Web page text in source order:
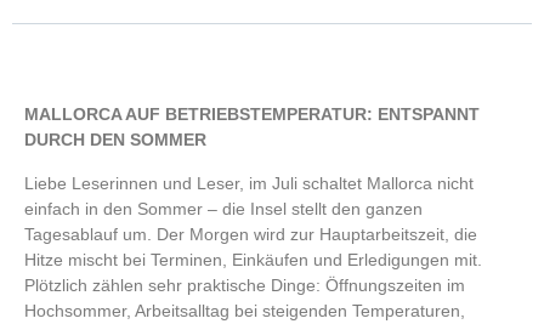
MALLORCA AUF BETRIEBSTEMPERATUR: ENTSPANNT
DURCH DEN SOMMER
Liebe Leserinnen und Leser, im Juli schaltet Mallorca nicht
einfach in den Sommer – die Insel stellt den ganzen
Tagesablauf um. Der Morgen wird zur Hauptarbeitszeit, die
Hitze mischt bei Terminen, Einkäufen und Erledigungen mit.
Plötzlich zählen sehr praktische Dinge: Öffnungszeiten im
Hochsommer, Arbeitsalltag bei steigenden Temperaturen,